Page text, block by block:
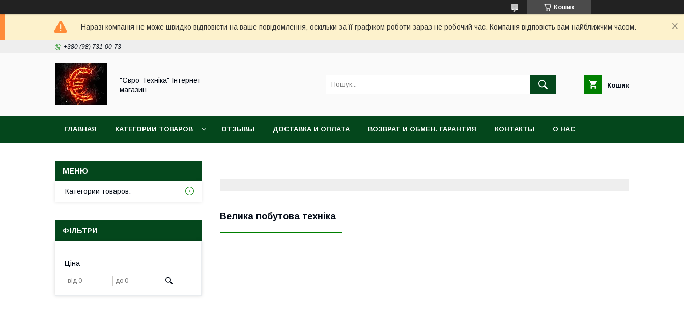
Кошик
Наразі компанія не може швидко відповісти на ваше повідомлення, оскільки за її графіком роботи зараз не робочий час. Компанія відповість вам найближчим часом.
+380 (98) 731-00-73
"Євро-Техніка" Інтернет-
магазин
Кошик
ГЛАВНАЯ КАТЕГОРИИ ТОВАРОВ ОТЗЫВЫ ДОСТАВКА И ОПЛАТА ВОЗВРАТ И ОБМЕН. ГАРАНТИЯ КОНТАКТЫ О НАС
Велика побутова техніка
Категории товаров:
ФІЛЬТРИ
Ціна